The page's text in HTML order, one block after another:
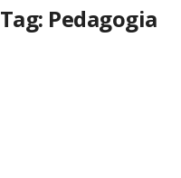
Tag: Pedagogia